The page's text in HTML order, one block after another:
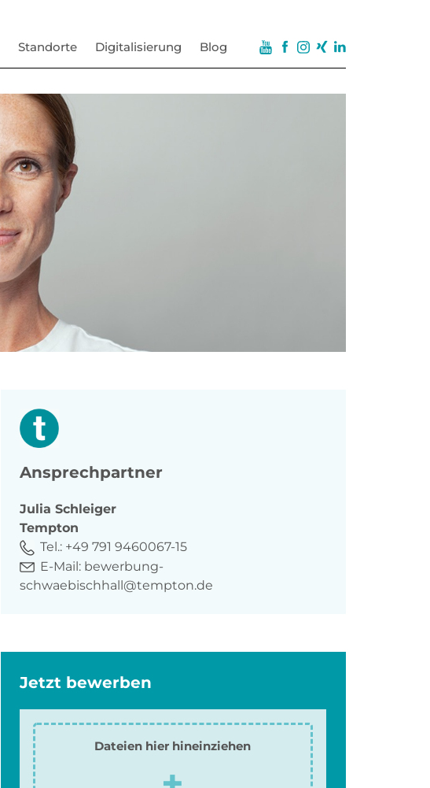
Standorte Digitalisierung Blog
Ansprechpartner
Julia Schleiger
Tempton
Tel.: +49 791 9460067-15
E-Mail: bewerbung-
schwaebischhall@tempton.de
Jetzt bewerben
Dateien hier hineinziehen